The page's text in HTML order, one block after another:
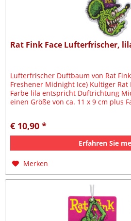
Rat Fink Face Lufterfrischer,
Lufterfrischer Duftbaum von Rat
Freshener Midnight Ice) Kultiger Rat
Farbe lila entspricht Duftrichtung
einen Größe von ca. 11 x 9 cm plus
€ 10,90 *
Erfahren Sie
Merken